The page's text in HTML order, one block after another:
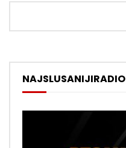
NAJSLUSANIJIRADIO